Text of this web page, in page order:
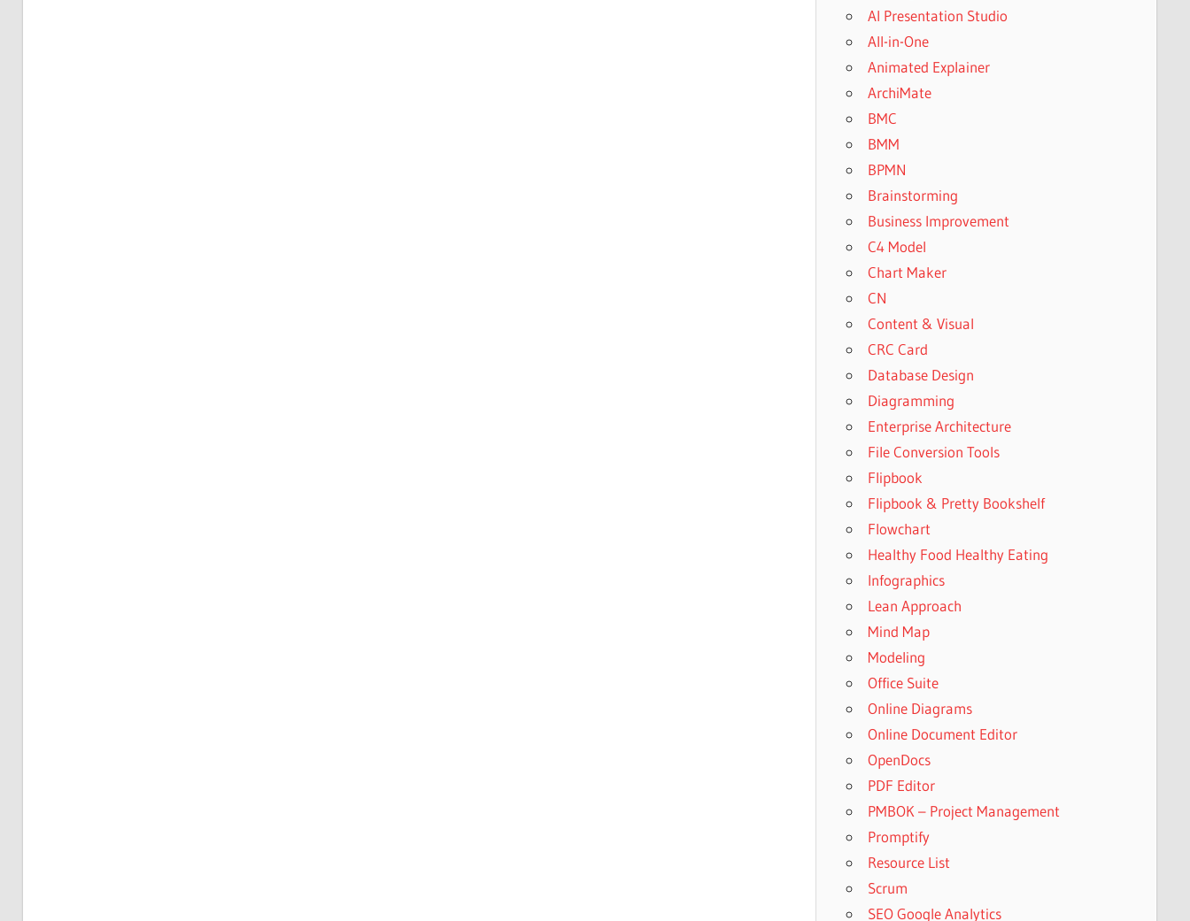
AI Presentation Studio
All-in-One
Animated Explainer
ArchiMate
BMC
BMM
BPMN
Brainstorming
Business Improvement
C4 Model
Chart Maker
CN
Content & Visual
CRC Card
Database Design
Diagramming
Enterprise Architecture
File Conversion Tools
Flipbook
Flipbook & Pretty Bookshelf
Flowchart
Healthy Food Healthy Eating
Infographics
Lean Approach
Mind Map
Modeling
Office Suite
Online Diagrams
Online Document Editor
OpenDocs
PDF Editor
PMBOK – Project Management
Promptify
Resource List
Scrum
SEO Google Analytics